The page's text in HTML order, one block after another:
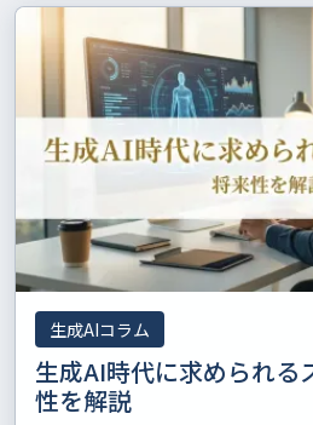
生成AIコラム
生成AI時代に求められる
性を解説